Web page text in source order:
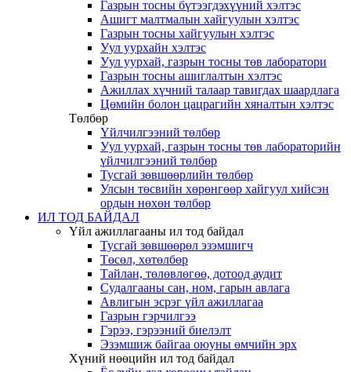
Газрын тосны бүтээгдэхүүний хэлтэс
Ашигт малтмалын хайгуулын хэлтэс
Газрын тосны хайгуулын хэлтэс
Уул уурхайн хэлтэс
Уул уурхай, газрын тосны төв лаборатори
Газрын тосны ашиглалтын хэлтэс
Ажиллах хүчний талаар тавигдах шаардлага
Цөмийн болон цацрагийн хяналтын хэлтэс
Төлбөр
Үйлчилгээний төлбөр
Уул уурхай, газрын тосны төв лабораторийн
үйлчилгээний төлбөр
Тусгай зөвшөөрлийн төлбөр
Улсын төсвийн хөрөнгөөр хайгуул хийсэн
ордын нөхөн төлбөр
ИЛ ТОД БАЙДАЛ
Үйл ажиллагааны ил тод байдал
Тусгай зөвшөөрөл эзэмшигч
Төсөл, хөтөлбөр
Тайлан, төлөвлөгөө, дотоод аудит
Судалгааны сан, ном, гарын авлага
Авлигын эсрэг үйл ажиллагаа
Газрын гэрчилгээ
Гэрээ, гэрээний биелэлт
Эзэмшиж байгаа оюуны өмчийн эрх
Хүний нөөцийн ил тод байдал